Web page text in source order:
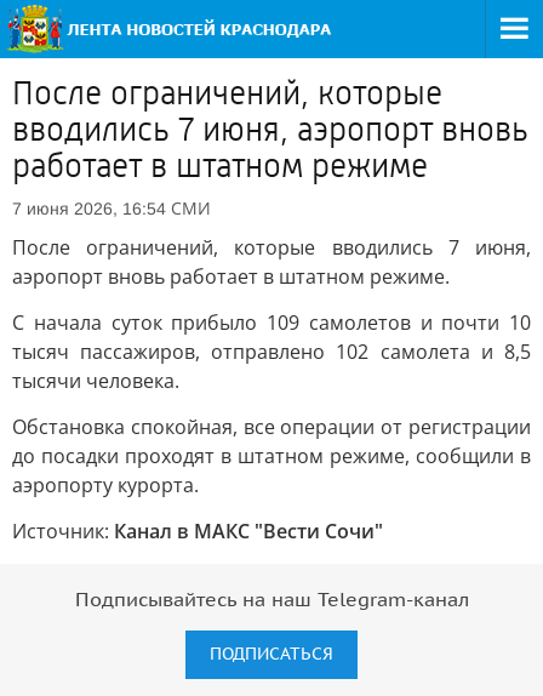
После ограничений, которые
вводились 7 июня, аэропорт вновь
работает в штатном режиме
7 июня 2026, 16:54 СМИ
После ограничений, которые вводились 7 июня,
аэропорт вновь работает в штатном режиме.
С начала суток прибыло 109 самолетов и почти 10
тысяч пассажиров, отправлено 102 самолета и 8,5
тысячи человека.
Обстановка спокойная, все операции от регистрации
до посадки проходят в штатном режиме, сообщили в
аэропорту курорта.
Источник: Канал в МАКС "Вести Сочи"
Подписывайтесь на наш Telegram-канал
ПОДПИСАТЬСЯ